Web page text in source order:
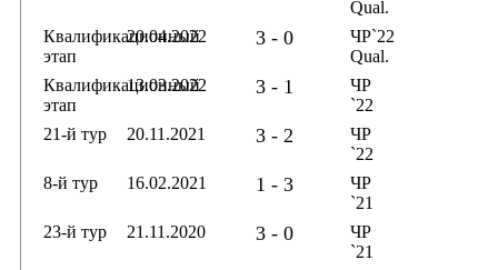
Qual.
Квалификационный
этап
20.04.2022 3 - 0
ЧР`22
Qual.
Квалификационный
этап
13.03.2022 3 - 1
ЧР
`22
21-й тур
20.11.2021 3 - 2
ЧР
`22
8-й тур
16.02.2021 1 - 3
ЧР
`21
23-й тур
21.11.2020 3 - 0
ЧР
`21